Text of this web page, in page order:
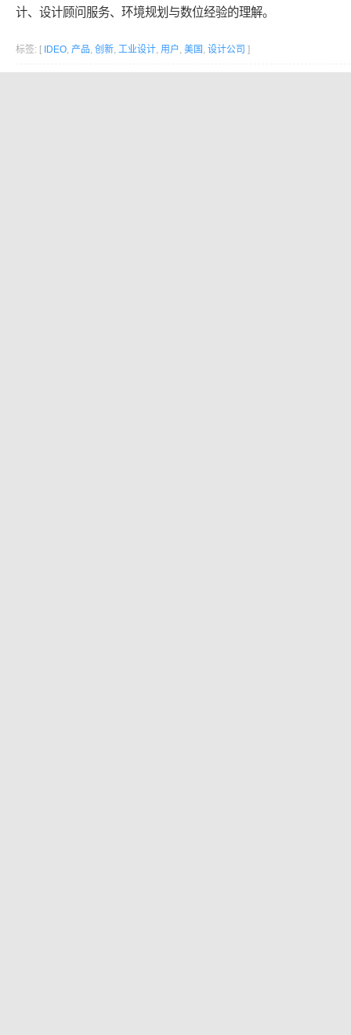
计、设计顾问服务、环境规划与数位经验的理解。
标签: [ IDEO, 产品, 创新, 工业设计, 用户, 美国 , 设计公司 ]